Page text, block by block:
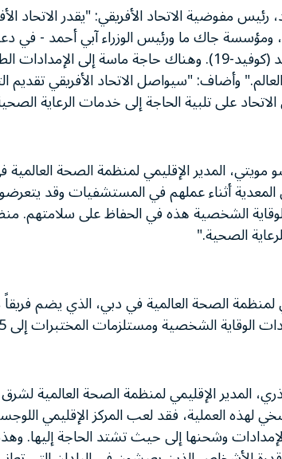
مفوضية الاتحاد الأفريقي: "يقدر الاتحاد
ومؤسسة جاك ما ورئيس الوزراء آبي أحمد - في دعم
لفيروس كورونا المستجد (كوفيد-19). وهناك حاجة
وأضاف: "سيواصل الاتحاد الأفريقي تقديم
على تلبية الحاجة إلى خدمات الرعاية
مويتي، المدير الإقليمي لمنظمة الصحة
أثناء عملهم في المستشفيات وقد
الشخصية هذه في الحفاظ على سلامتهم.
الصحية."
لمنظمة الصحة العالمية في دبي، الذي يضم
المدير الإقليمي لمنظمة الصحة العالمية
لهذه العملية، فقد لعب المركز الإقليمي
وشحنها إلى حيث تشتد الحاجة إليها.